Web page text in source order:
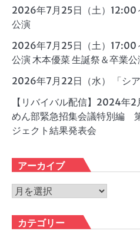
2026年7月25日（土）12:00
公演
2026年7月25日（土）17:00
公演 木本優菜 生誕祭＆卒業公
2026年7月22日（水） 「シ
【リバイバル配信】2024年
めん部緊急招集会議特別編
ジェクト結果発表会
アーカイブ
ア
カカテゴリー